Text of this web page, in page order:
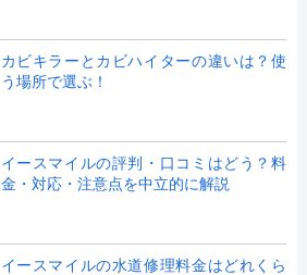
カビキラーとカビハイターの違いは？使
う場所で選ぶ！
イースマイルの評判・口コミはどう？料
金・対応・注意点を中立的に解説
イースマイルの水道修理料金はどれくら